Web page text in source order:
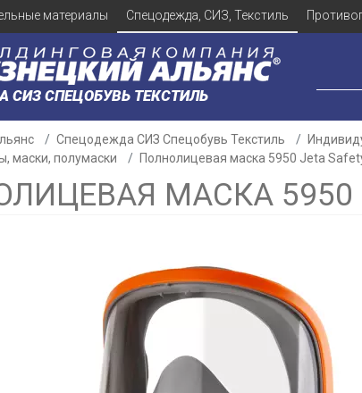
материалы Спецодежда, СИЗ, Текстиль
СИЗ СПЕЦОБУВЬ ТЕКСТИЛЬ
Спецодежда СИЗ Спецобувь Текстиль
маски, полумаски
Полнолицевая маска 5950 Jeta
МАСКА 5950
Разбейте
на частибез
График платежей